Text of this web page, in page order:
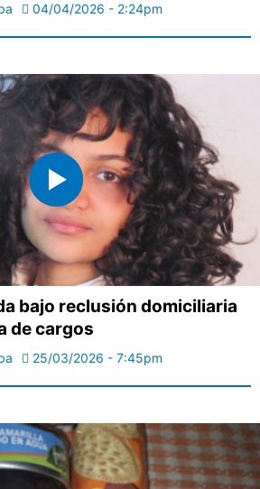
04/04/2026 - 2:24pm
bajo reclusión domiciliaria
de cargos
25/03/2026 - 7:45pm